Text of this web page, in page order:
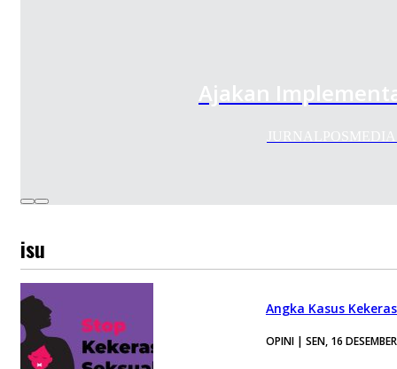
Ajakan
isu
Angka Kasus
OPINI | SEN, 16